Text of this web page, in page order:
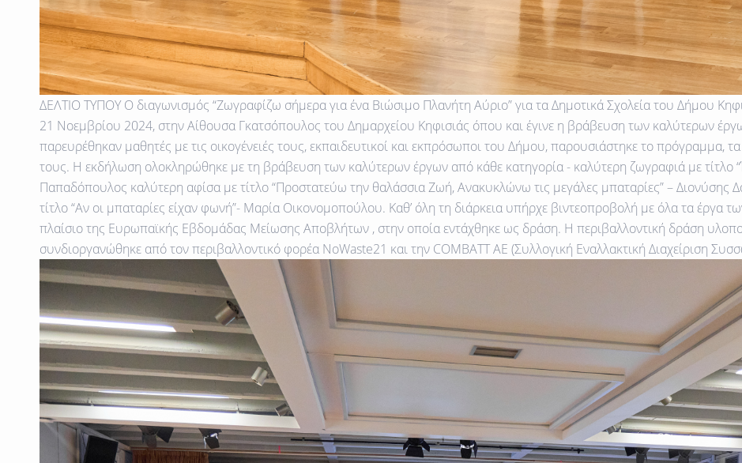
ΔΕΛΤΙΟ ΤΥΠΟΥ Ο διαγωνισμός “Ζωγραφίζω σήμερα για ένα Βιώσιμο Πλανήτη Αύριο” για τα Δημοτικά Σχολεία του Δήμου
21 Νοεμβρίου 2024, στην Αίθουσα Γκατσόπουλος του Δημαρχείου Κηφισιάς όπου και έγινε η βράβευση των καλύτερων
παρευρέθηκαν μαθητές με τις οικογένειές τους, εκπαιδευτικοί και εκπρόσωποι του Δήμου, παρουσιάστηκε το πρόγραμμα,
τους. Η εκδήλωση ολοκληρώθηκε με τη βράβευση των καλύτερων έργων από κάθε κατηγορία - καλύτερη ζωγραφιά με τίτλο
Παπαδόπουλος καλύτερη αφίσα με τίτλο “Προστατεύω την θαλάσσια Ζωή, Ανακυκλώνω τις μεγάλες μπαταρίες” – Διονύσης
τίτλο “Αν οι μπαταρίες είχαν φωνή”- Μαρία Οικονομοπούλου. Καθ’ όλη τη διάρκεια υπήρχε βιντεοπροβολή με όλα τα
πλαίσιο της Ευρωπαϊκής Εβδομάδας Μείωσης Αποβλήτων , στην οποία εντάχθηκε ως δράση. H περιβαλλοντική δράση
συνδιοργανώθηκε από τον περιβαλλοντικό φορέα NoWaste21 και την COMBATT AE (Συλλογική Εναλλακτική Διαχείριση